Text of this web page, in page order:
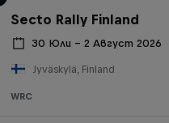
Secto Rally Finland
30 Юли – 2 Август 2026
Jyväskylä, Finland
WRC